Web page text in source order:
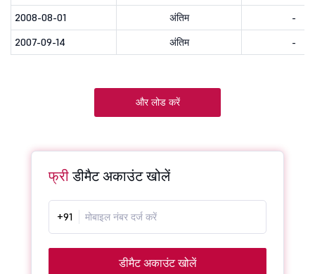
2008-08-01
अंतिम
-
2007-09-14
अंतिम -
और लोड करें
फ्रीडीमैट अकाउंट खोलें
+91
डीमैट अकाउंट खोलें